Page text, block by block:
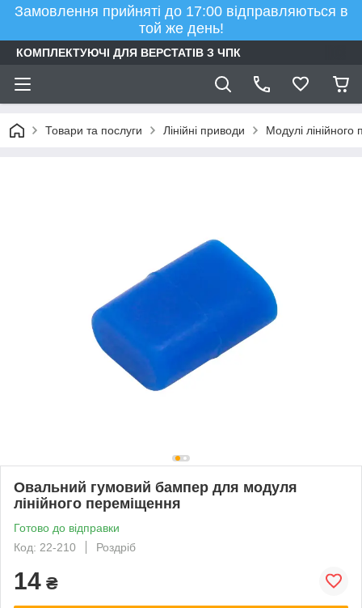
Замовлення прийняті до 17:00 відправляються в
той же день!
КОМПЛЕКТУЮЧІ ДЛЯ ВЕРСТАТІВ З ЧПК
Товари та послуги Лінійні приводи Модулі
Овальний гумовий бампер для модуля
лінійного переміщення
Готово до відправки
Код: 22-210
Роздріб
14 ₴